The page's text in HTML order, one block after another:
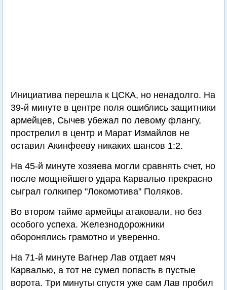
Инициатива перешла к ЦСКА, но ненадолго. На
39-й минуте в центре поля ошиблись защитники
армейцев, Сычев убежал по левому флангу,
прострелил в центр и Марат Измайлов не
оставил Акинфееву никаких шансов 1:2.
На 45-й минуте хозяева могли сравнять счет, но
после мощнейшего удара Карвалью прекрасно
сыграл голкипер "Локомотива" Поляков.
Во втором тайме армейцы атаковали, но без
особого успеха. Железнодорожники
оборонялись грамотно и уверенно.
На 71-й минуте Вагнер Лав отдает мяч
Карвалью, а тот не сумел попасть в пустые
ворота. Три минуты спустя уже сам Лав пробил